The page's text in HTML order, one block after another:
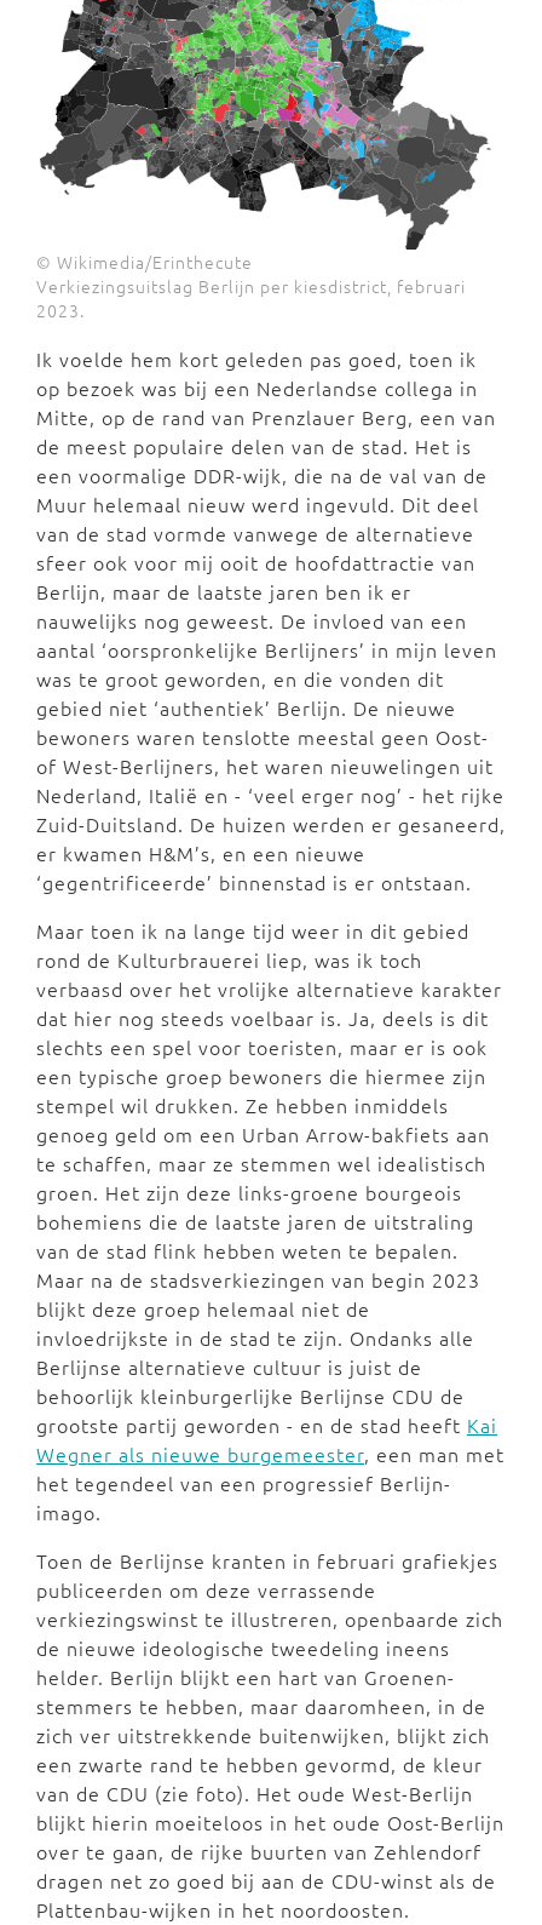
© Wikimedia/Erinthecute
Verkiezingsuitslag Berlijn per kiesdistrict, februari
2023.
Ik voelde hem kort geleden pas goed, toen ik
op bezoek was bij een Nederlandse collega in
Mitte, op de rand van Prenzlauer Berg, een van
de meest populaire delen van de stad. Het is
een voormalige DDR-wijk, die na de val van de
Muur helemaal nieuw werd ingevuld. Dit deel
van de stad vormde vanwege de alternatieve
sfeer ook voor mij ooit de hoofdattractie van
Berlijn, maar de laatste jaren ben ik er
nauwelijks nog geweest. De invloed van een
aantal ‘oorspronkelijke Berlijners’ in mijn leven
was te groot geworden, en die vonden dit
gebied niet ‘authentiek’ Berlijn. De nieuwe
bewoners waren tenslotte meestal geen Oost-
of West-Berlijners, het waren nieuwelingen uit
Nederland, Italië en - ‘veel erger nog’ - het rijke
Zuid-Duitsland. De huizen werden er gesaneerd,
er kwamen H&M’s, en een nieuwe
‘gegentrificeerde’ binnenstad is er ontstaan.
Maar toen ik na lange tijd weer in dit gebied
rond de Kulturbrauerei liep, was ik toch
verbaasd over het vrolijke alternatieve karakter
dat hier nog steeds voelbaar is. Ja, deels is dit
slechts een spel voor toeristen, maar er is ook
een typische groep bewoners die hiermee zijn
stempel wil drukken. Ze hebben inmiddels
genoeg geld om een Urban Arrow-bakfiets aan
te schaffen, maar ze stemmen wel idealistisch
groen. Het zijn deze links-groene bourgeois
bohemiens die de laatste jaren de uitstraling
van de stad flink hebben weten te bepalen.
Maar na de stadsverkiezingen van begin 2023
blijkt deze groep helemaal niet de
invloedrijkste in de stad te zijn. Ondanks alle
Berlijnse alternatieve cultuur is juist de
behoorlijk kleinburgerlijke Berlijnse CDU de
grootste partij geworden - en de stad heeft Kai
Wegner als nieuwe burgemeester, een man met
het tegendeel van een progressief Berlijn-
imago.
Toen de Berlijnse kranten in februari grafiekjes
publiceerden om deze verrassende
verkiezingswinst te illustreren, openbaarde zich
de nieuwe ideologische tweedeling ineens
helder. Berlijn blijkt een hart van Groenen-
stemmers te hebben, maar daaromheen, in de
zich ver uitstrekkende buitenwijken, blijkt zich
een zwarte rand te hebben gevormd, de kleur
van de CDU (zie foto). Het oude West-Berlijn
blijkt hierin moeiteloos in het oude Oost-Berlijn
over te gaan, de rijke buurten van Zehlendorf
dragen net zo goed bij aan de CDU-winst als de
Plattenbau-wijken in het noordoosten.